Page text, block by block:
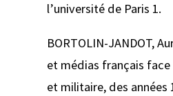
l’université de Paris 1.
BORTOLIN-JANDOT,
et médias français
et militaire, des années